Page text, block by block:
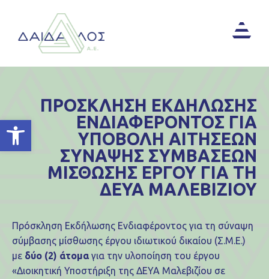
Ανοίξτε τη γραμμή εργαλείων
Πρόσκληση Εκδήλωσης Ενδιαφέροντος για τη σύναψη
σύμβασης μίσθωσης έργου ιδιωτικού δικαίου (Σ.Μ.Ε.)
με δύο (2) άτομα για την υλοποίηση του έργου
«Διοικητική Υποστήριξη της ΔΕΥΑ Μαλεβιζίου σε
ΠΡΟΣΚΛΗΣΗ ΕΚΔΗΛΩΣΗΣ
ΕΝΔΙΑΦΕΡΟΝΤΟΣ ΓΙΑ
ΥΠΟΒΟΛΗ ΑΙΤΗΣΕΩΝ
ΣΥΝΑΨΗΣ ΣΥΜΒΑΣΕΩΝ
ΜΙΣΘΩΣΗΣ ΕΡΓΟΥ ΓΙΑ ΤΗ
ΔΕΥΑ ΜΑΛΕΒΙΖΙΟΥ